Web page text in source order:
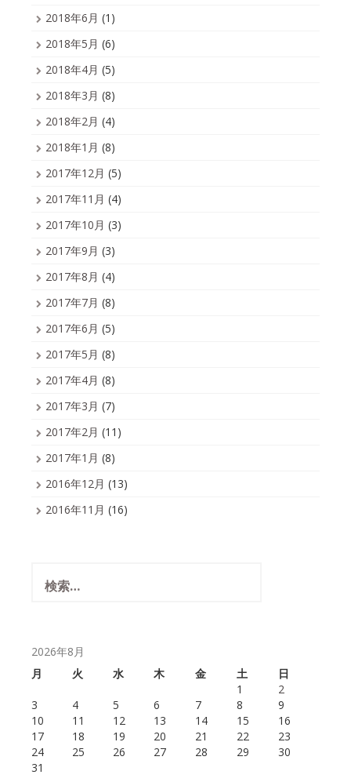
2018年6月 (1)
2018年5月 (6)
2018年4月 (5)
2018年3月 (8)
2018年2月 (4)
2018年1月 (8)
2017年12月 (5)
2017年11月 (4)
2017年10月 (3)
2017年9月 (3)
2017年8月 (4)
2017年7月 (8)
2017年6月 (5)
2017年5月 (8)
2017年4月 (8)
2017年3月 (7)
2017年2月 (11)
2017年1月 (8)
2016年12月 (13)
2016年11月 (16)
2026年8月
月
火 水 木 金 土
日
1
2
3
4 5 6 7 8
9
10
11 12 13 14 15
16
17
18 19 20 21 22
23
24
25 26 27 28 29
30
31